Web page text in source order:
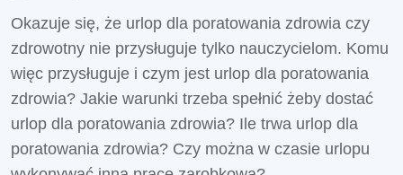
Okazuje się, że urlop dla poratowania zdrowia czy
zdrowotny nie przysługuje tylko nauczycielom. Komu
więc przysługuje i czym jest urlop dla poratowania
zdrowia? Jakie warunki trzeba spełnić żeby dostać
urlop dla poratowania zdrowia? Ile trwa urlop dla
poratowania zdrowia? Czy można w czasie urlopu